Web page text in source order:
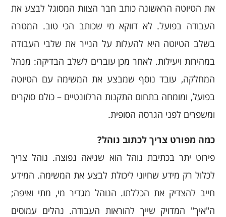
את הטיוטה הראשונה כותב חבר הצוות המסוגל לבצע את
העבודה בפועל. לא דווקא מי שכותב הכי טוב. המטרה
בשלב הטיוטה היא להעלות על הנייר את שלבי העבודה
במהירות ויעילות. לאחר מכן עוברים לשלב הבדיקה: מנהל
המחלקה, עובד נוסף שמבצע את המשימה עם הטיוטה
בפועל, ומומחה בתחום התקנות הרלוונטיים – כולם סוקרים
ומשפרים לפני הגרסה הסופית.
כמה מפורט צריך לכתוב נוהל?
פירוט יתר בכתיבת נוהל הוא שגיאה נפוצה. נוהל צריך
לכלול רק מידע שחיוני ליכולת לבצע את המשימה. המידע
חייב להצדיק את הכללתו. הנוהל מגדיר מי, מתי ואיפה;
ה"איך" המדויק שייך להוראות העבודה. נהלים עמוסים